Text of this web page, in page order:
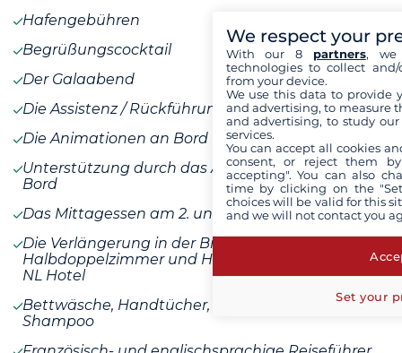
Hafengebühren
Begrüßungscocktail
Der Galaabend
Die Assistenz / Rückführungsversicherung
Die Animationen an Bord
Unterstützung durch das Animationsteam an
Bord
Das Mittagessen am 2. und 3. Tag
Die Verlängerung in der Bretagne im
Halbdoppelzimmer und Halbpension in einem 4*
NL Hotel
Bettwäsche, Handtücher, Duschgel und
Shampoo
We respect your
With our 8 partners, we
technologies to collect
from your device.
We use this data to provide
and advertising, to measure
and advertising, to study
services.
You can accept all cookies
consent, or reject them
accepting". You can also
time by clicking on the
choices will be valid for this
and we will not contact you
Set your